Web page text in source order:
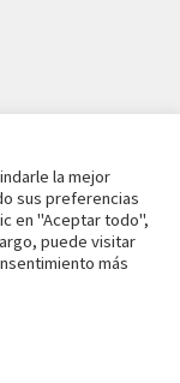
y
de Cookies
la mejor
sus preferencias
en "Aceptar todo",
puede visitar
más